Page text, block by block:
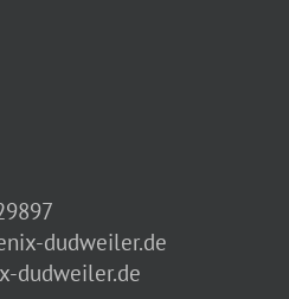
dudweiler.de
dudweiler.de